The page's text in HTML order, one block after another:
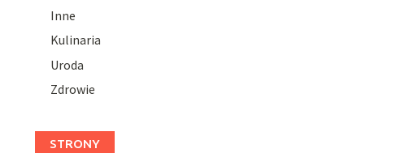
Inne
Kulinaria
Uroda
Zdrowie
STRONY